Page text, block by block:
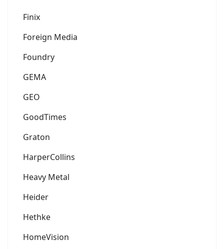
Finix
Foreign Media
Foundry
GEMA
GEO
GoodTimes
Graton
HarperCollins
Heavy Metal
Heider
Hethke
HomeVision